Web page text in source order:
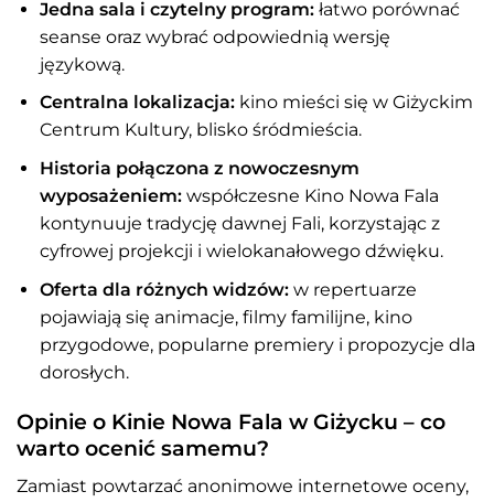
Jedna sala i czytelny program:łatwo porównać
seanse oraz wybrać odpowiednią wersję
językową.
Centralna lokalizacja:kino mieści się w Giżyckim
Centrum Kultury, blisko śródmieścia.
Historia połączona z nowoczesnym
wyposażeniem:współczesne Kino Nowa Fala
kontynuuje tradycję dawnej Fali, korzystając z
cyfrowej projekcji i wielokanałowego dźwięku.
Oferta dla różnych widzów:w repertuarze
pojawiają się animacje, filmy familijne, kino
przygodowe, popularne premiery i propozycje dla
dorosłych.
Opinie o Kinie Nowa Fala w Giżycku – co
warto ocenić samemu?
Zamiast powtarzać anonimowe internetowe oceny,